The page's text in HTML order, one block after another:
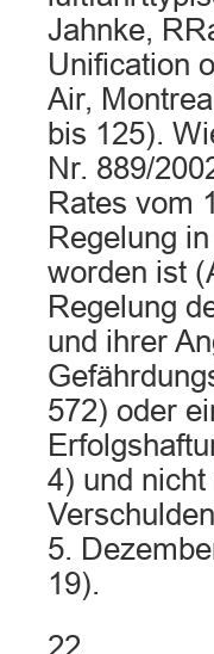
Jahnke,
Unification
Air,
bis 125).
Nr. 889/
Rates vom
Regelung
worden ist
Regelung
und ihrer
572) oder
4) und
5.
19).
22